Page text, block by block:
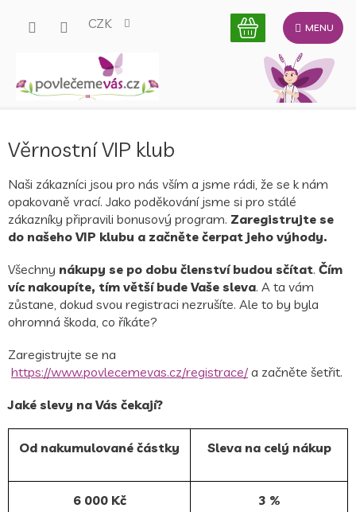
CZK
Věrnostní VIP klub
Naši zákazníci jsou pro nás vším a jsme rádi, že se k nám
opakovaně vrací. Jako poděkování jsme si pro stálé
zákazníky připravili bonusový program. Zaregistrujte se
do našeho VIP klubu a začněte čerpat jeho výhody.
Všechny nákupy se po dobu členství budou sčítat. Čím
víc nakoupíte, tím větší bude Vaše sleva. A ta vám
zůstane, dokud svou registraci nezrušíte. Ale to by byla
ohromná škoda, co říkáte?
Zaregistrujte se na
https://www.povlecemevas.cz/registrace/ a začněte šetřit.
Jaké slevy na Vás čekají?
Od nakumulované částky Sleva na celý nákup
6 000 Kč 3 %